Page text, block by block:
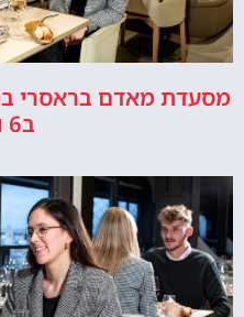
מסעדת מאדם בראסרי
ב6 וחצי